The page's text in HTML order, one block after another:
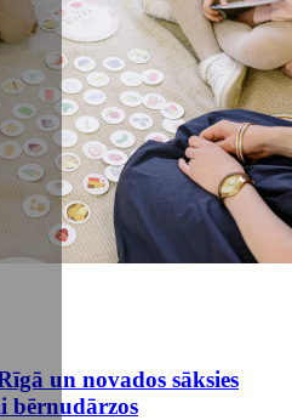
un novados sāksies
bērnudārzos